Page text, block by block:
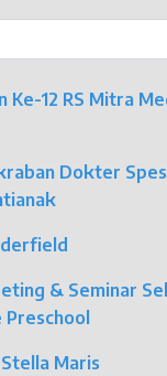
Scan 128 Slices
Ke-12 RS Mitra
Dokter
& Seminar
Maris